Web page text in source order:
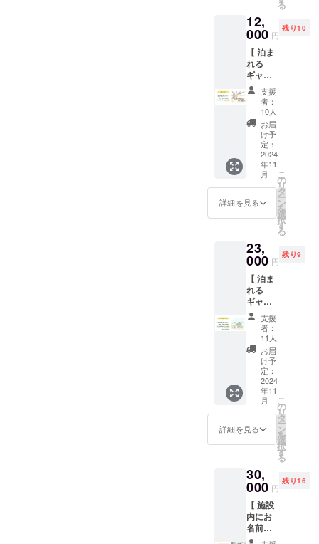
ます
個 ・み
その
フィナ
ンシェ3
個 ・お
礼の
メール
を差し
上げま
す ■ ふ
くブレ
ンド
コー
ヒード
リップ
バッグ
詳細
くの深
煎りオ
リジナ
ルブレ
ンドで
す 名
称：
コー
ヒード
リップ
バッグ
内容
量：
10g×3
個、保
法：高
温多湿
保存、
消費期
限：焙
煎より
5ヶ
月 、原
WEBサ
イトに
お名前
を掲載
させて
いただ
きま
す。 ▼
リター
ン内容
・WEB
サイト
にお名
前を掲
載 ・お
礼の
メール
れる
ギャラ
リーは
ち」の
WEBサ
イトに
お名前
を掲載
します
・掲載
期間
は、
2025年
1月〜
2026年
1月末日
の1年間
る名前
を「備
考欄」
にご記
入くだ
さい
る
12,
000 円
残り10
【 泊ま
れる
ギャラ
リー利
用券 】\\
1人1泊
相当金
額 // 応
援いた
だき、
ありが
とうご
ざいま
す！ 感
謝の気
持ちを
て、泊
まれる
ギャラ
リー
「は
ち」で
使える
利用券
をお届
けしま
す。 ▼
リター
ン内容
・利用
13,500
円分
利用相
当金額
分） ・
お礼の
メール
※ 宿泊
支援
者：
10人
お届
け予
定：
2024
年11
月
詳細を見る
こ
の
リ
タ
ー
ン
を
選
択
す
る
23,
000 円
残り9
【 泊ま
れる
ギャラ
リー利
用券 】\\
1棟1泊
相当金
額 // 応
援いた
だき、
ありが
とうご
ざいま
す！ 感
謝の気
持ちを
て、泊
まれる
ギャラ
リー
「は
ち」で
使える
支援
者：
11人
お届
け予
定：
2024
年11
月
詳細を見る
こ
の
リ
タ
ー
ン
を
選
択
す
る
30,
000 円
残り16
【 施設
内にお
名前掲
載 】 応